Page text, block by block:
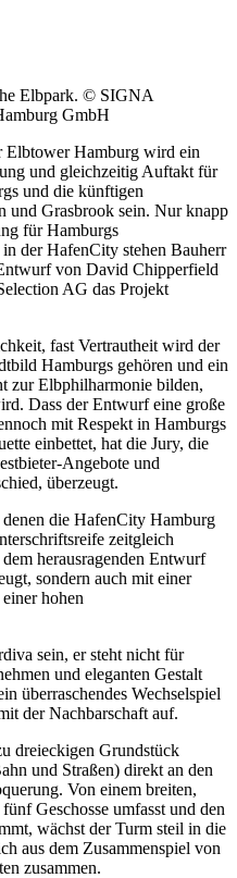
Elbpark. © SIGNA
GmbH
Elbtower Hamburg wird ein
und gleichzeitig Auftakt für
und die künftigen
und Grasbrook sein. Nur knapp
für Hamburgs
der HafenCity stehen Bauherr
von David Chipperfield
AG das Projekt
fast Vertrautheit wird der
Hamburgs gehören und ein
zur Elbphilharmonie bilden,
Dass der Entwurf eine große
mit Respekt in Hamburgs
einbettet, hat die Jury, die
Angebote und
überzeugt.
die HafenCity Hamburg
zeitgleich
herausragenden Entwurf
sondern auch mit einer
hohen
sein, er steht nicht für
und eleganten Gestalt
überraschendes Wechselspiel
der Nachbarschaft auf.
dreieckigen Grundstück
und Straßen) direkt an den
Von einem breiten,
Geschosse umfasst und den
wächst der Turm steil in die
aus dem Zusammenspiel von
zusammen.